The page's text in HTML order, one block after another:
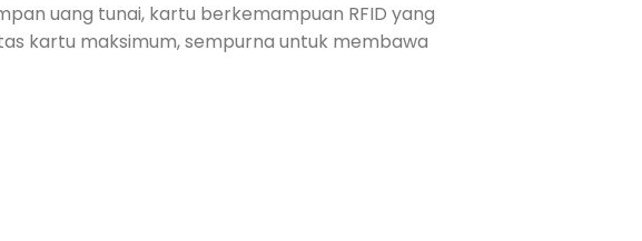
uang tunai, kartu berkemampuan RFID yang
kartu maksimum, sempurna untuk membawa